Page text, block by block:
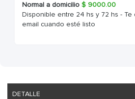
Normal a domicilio $ 9000.00
Disponible entre 24 hs y 72 hs - Te
email cuando esté listo
DETALLE